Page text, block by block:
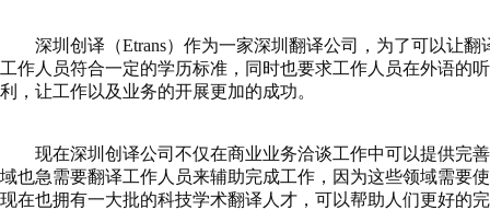
深圳创译（Etrans）作为一家深圳翻译公司，为了可以让翻
工作人员符合一定的学历标准，同时也要求工作人员在外语的
利，让工作以及业务的开展更加的成功。
现在深圳创译公司不仅在商业业务洽谈工作中可以提供完
域也急需要翻译工作人员来辅助完成工作，因为这些领域需要
现在也拥有一大批的科技学术翻译人才，可以帮助人们更好的